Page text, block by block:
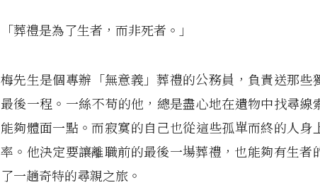
「葬禮是為了生者，而非死者。」
梅先生是個專辦「無意義」葬禮的公務員，負責送那些
最後一程。一絲­不苟的他，總是盡心地在遺物中找尋線
能夠體面一點。而寂寞的自己­也從這些孤單而終的人身
率。他決定要讓離職前的最後一場葬禮，也­能夠有生者
了一趟奇特的尋親之旅。